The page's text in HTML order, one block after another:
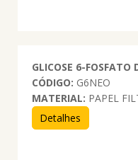
GLICOSE 6-FOSFATO
CÓDIGO: G6NEO
MATERIAL: PAPEL
Detalhes